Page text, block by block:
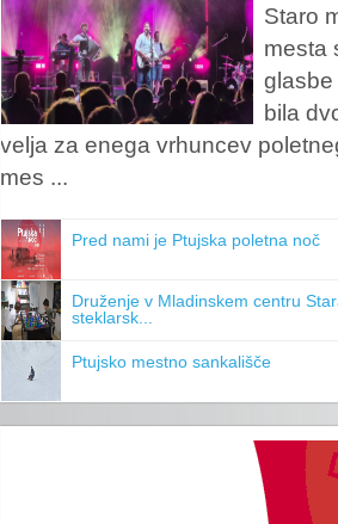
Staro
mesta
bila
velja za enega vrhuncev
mes ...
Pred nami je Ptujska poletna noč
Druženje v Mladinskem centru
steklarsk...
Ptujsko mestno sankališče